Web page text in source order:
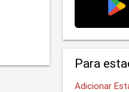
Para
Adicionar